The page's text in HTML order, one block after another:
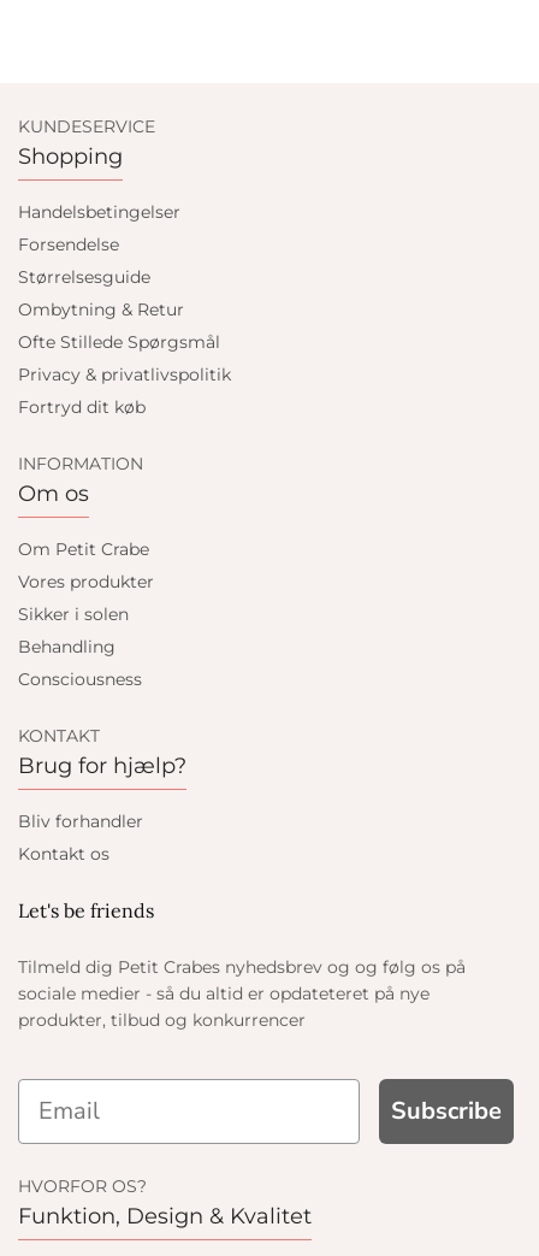
KUNDESERVICE
Shopping
Handelsbetingelser
Forsendelse
Størrelsesguide
Ombytning & Retur
Ofte Stillede Spørgsmål
Privacy & privatlivspolitik
Fortryd dit køb
INFORMATION
Om os
Om Petit Crabe
Vores produkter
Sikker i solen
Behandling
Consciousness
KONTAKT
Brug for hjælp?
Bliv forhandler
Kontakt os
Let's be friends
Tilmeld dig Petit Crabes nyhedsbrev og og følg os på
sociale medier - så du altid er opdateteret på nye
produkter, tilbud og konkurrencer
Subscribe
HVORFOR OS?
Funktion, Design & Kvalitet